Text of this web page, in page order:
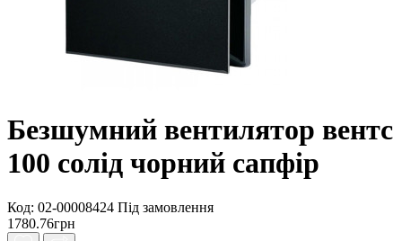
Безшумний вентилятор вентс
100 солід чорний сапфір
Код: 02-00008424 Під замовлення
1780.76грн